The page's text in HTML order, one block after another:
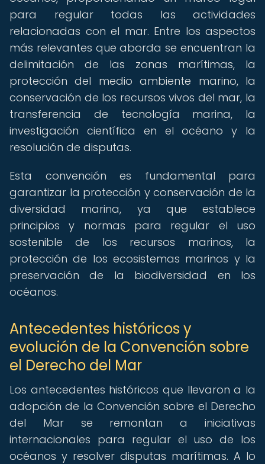
para regular todas las actividades
relacionadas con el mar. Entre los aspectos
más relevantes que aborda se encuentran la
delimitación de las zonas marítimas, la
protección del medio ambiente marino, la
conservación de los recursos vivos del mar, la
transferencia de tecnología marina, la
investigación científica en el océano y la
resolución de disputas.
Esta convención es fundamental para
garantizar la protección y conservación de la
diversidad marina, ya que establece
principios y normas para regular el uso
sostenible de los recursos marinos, la
protección de los ecosistemas marinos y la
preservación de la biodiversidad en los
océanos.
Antecedentes históricos y
evolución de la Convención sobre
el Derecho del Mar
Los antecedentes históricos que llevaron a la
adopción de la Convención sobre el Derecho
del Mar se remontan a iniciativas
internacionales para regular el uso de los
océanos y resolver disputas marítimas. A lo